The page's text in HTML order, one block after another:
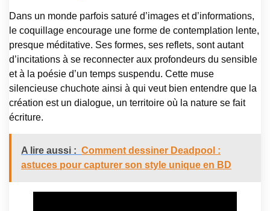
Dans un monde parfois saturé d’images et d’informations,
le coquillage encourage une forme de contemplation lente,
presque méditative. Ses formes, ses reflets, sont autant
d’incitations à se reconnecter aux profondeurs du sensible
et à la poésie d’un temps suspendu. Cette muse
silencieuse chuchote ainsi à qui veut bien entendre que la
création est un dialogue, un territoire où la nature se fait
écriture.
A lire aussi : Comment dessiner Deadpool :
astuces pour capturer son style unique en BD